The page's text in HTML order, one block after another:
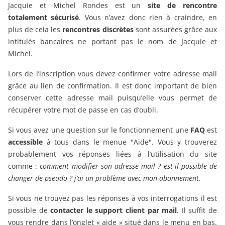
Jacquie et Michel Rondes est unsite de rencontre
totalement sécurisé. Vous n’avez donc rien à craindre, en
plus de cela les rencontres discrètessont assurées grâce aux
intitulés bancaires ne portant pas le nom de Jacquie et
Michel.
Lors de l’inscription vous devez confirmer votre adresse mail
grâce au lien de confirmation. Il est donc important de bien
conserver cette adresse mail puisqu’elle vous permet de
récupérer votre mot de passe en cas d’oubli.
Si vous avez une question sur le fonctionnement une FAQest
accessible à tous dans le menue "Aide". Vous y trouverez
probablement vos réponses liées à l’utilisation du site
comme :comment modifier son adresse mail ? est-il possible de
changer de pseudo ? j’ai un problème avec mon abonnement.
Si vous ne trouvez pas les réponses à vos interrogations il est
possible decontacter le support client par mail. Il suffit de
vous rendre dans l’onglet « aide » situé dans le menu en bas.